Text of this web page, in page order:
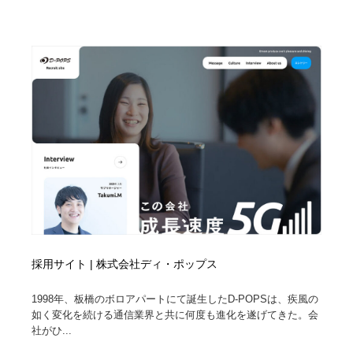
採用サイト | 株式会社ディ・ポップス
1998年、板橋のボロアパートにて誕生したD-POPSは、疾風の
如く変化を続ける通信業界と共に何度も進化を遂げてきた。会
社がひ...